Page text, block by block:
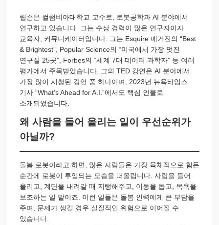
립슨은 컬럼비아대학교 교수로, 로봇공학과 AI 분야에서
연구하고 있습니다. 그는 수상 경력이 많은 연구자이자
교육자, 커뮤니케이터입니다. 그는 Esquire 매거진의 “Best
& Brightest”, Popular Science의 “미국에서 가장 멋진
연구실 25곳”, Forbes의 “세계 7대 데이터 과학자” 등 여러
평가에서 주목받았습니다. 그의 TED 강연은 AI 분야에서
가장 많이 시청된 강연 중 하나이며, 2023년 뉴욕타임스
기사 “What’s Ahead for A.I.”에서도 핵심 인물로
소개되었습니다.
왜 사람을 들어 올리는 일이 우선순위가
아닐까?
돌봄 로봇이라고 하면, 많은 사람들은 가장 육체적으로 힘든
순간에 로봇이 투입되는 모습을 떠올립니다. 사람을 들어
올리고, 계단을 내려갈 때 지탱해주고, 이동을 돕고, 목욕을
보조하는 일 말이죠. 이런 일들은 돌봄 인력에게 큰 부담을
주며, 문제가 생길 경우 실질적인 위험으로 이어질 수
있습니다.